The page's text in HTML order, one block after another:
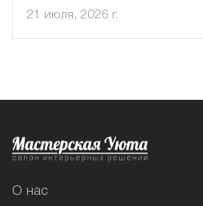
21 июля, 2026 г.
О нас